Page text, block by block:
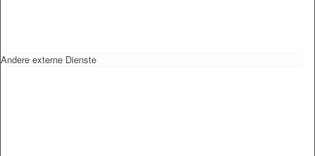
Andere externe Dienste